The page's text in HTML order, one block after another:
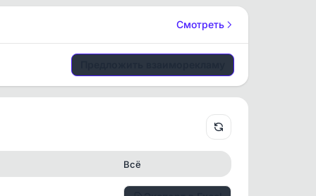
Смотреть
Всё